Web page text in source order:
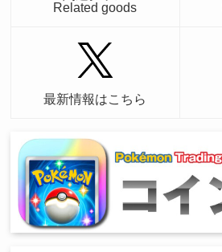
Related goods
最新情報はこちら